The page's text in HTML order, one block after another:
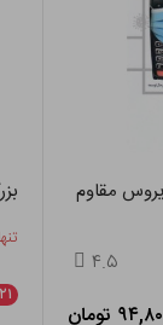
مقاوم
۴.۵
تومان
تنها ۰ عدد در انبار باقی مانده
۲۱